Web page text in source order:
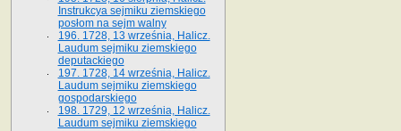
Instrukcya sejmiku ziemskiego
posłom na sejm walny
196. 1728, 13 września, Halicz.
Laudum sejmiku ziemskiego
deputackiego
197. 1728, 14 września, Halicz.
Laudum sejmiku ziemskiego
gospodarskiego
198. 1729, 12 września, Halicz.
Laudum sejmiku ziemskiego